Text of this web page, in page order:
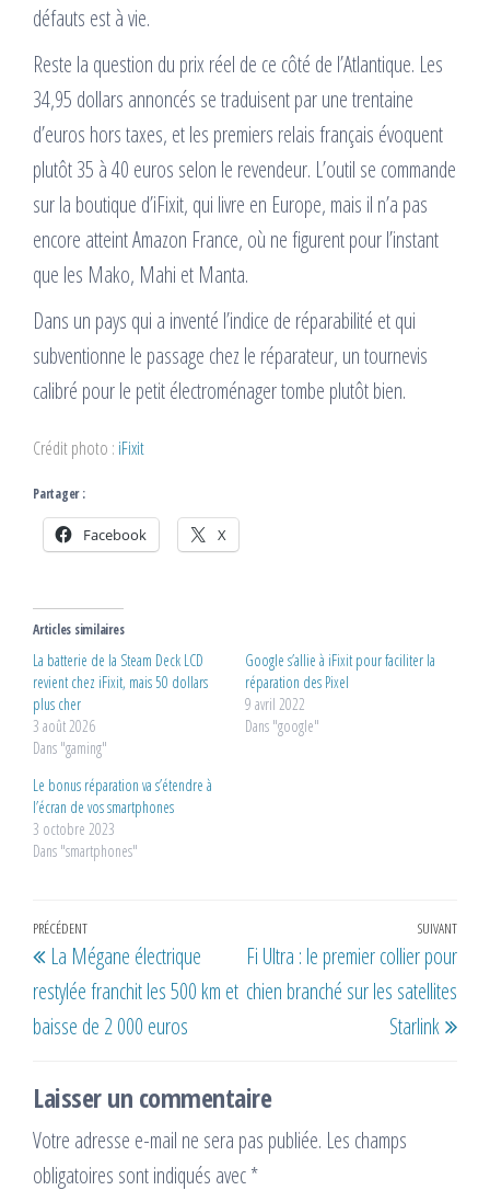
défauts est à vie.
Reste la question du prix réel de ce côté de l’Atlantique. Les
34,95 dollars annoncés se traduisent par une trentaine
d’euros hors taxes, et les premiers relais français évoquent
plutôt 35 à 40 euros selon le revendeur. L’outil se commande
sur la boutique d’iFixit, qui livre en Europe, mais il n’a pas
encore atteint Amazon France, où ne figurent pour l’instant
que les Mako, Mahi et Manta.
Dans un pays qui a inventé l’indice de réparabilité et qui
subventionne le passage chez le réparateur, un tournevis
calibré pour le petit électroménager tombe plutôt bien.
Crédit photo : iFixit
Partager :
Facebook X
Articles similaires
La batterie de la Steam Deck LCD
revient chez iFixit, mais 50 dollars
plus cher
3 août 2026
Dans "gaming"
Google s’allie à iFixit pour faciliter la
réparation des Pixel
9 avril 2022
Dans "google"
Le bonus réparation va s’étendre à
l’écran de vos smartphones
3 octobre 2023
Dans "smartphones"
Navigation
de
l’article
Article
précédent
PRÉCÉDENT
La Mégane électrique
restylée franchit les 500 km et
baisse de 2 000 euros
SUIVANT
Fi Ultra : le premier collier pour
chien branché sur les satellites
Starlink
Laisser un commentaire
Votre adresse e-mail ne sera pas publiée. Les champs
obligatoires sont indiqués avec*